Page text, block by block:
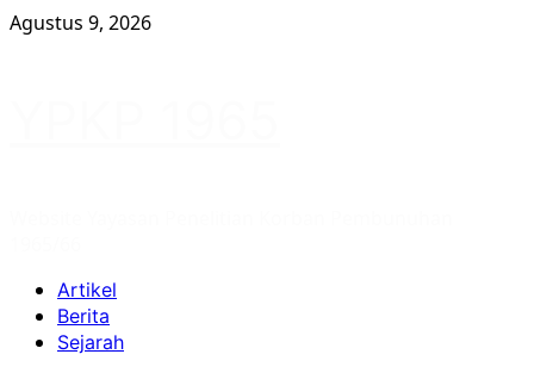
Skip
Agustus 9, 2026
Primary
Menu
Artikel
Berita
Sejarah